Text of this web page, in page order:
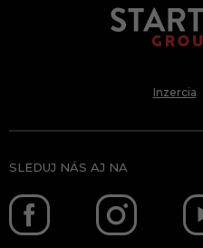
Inzercia
SLEDUJ NÁS AJ NA